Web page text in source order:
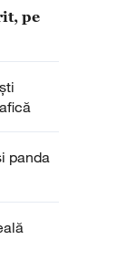
pe
panda